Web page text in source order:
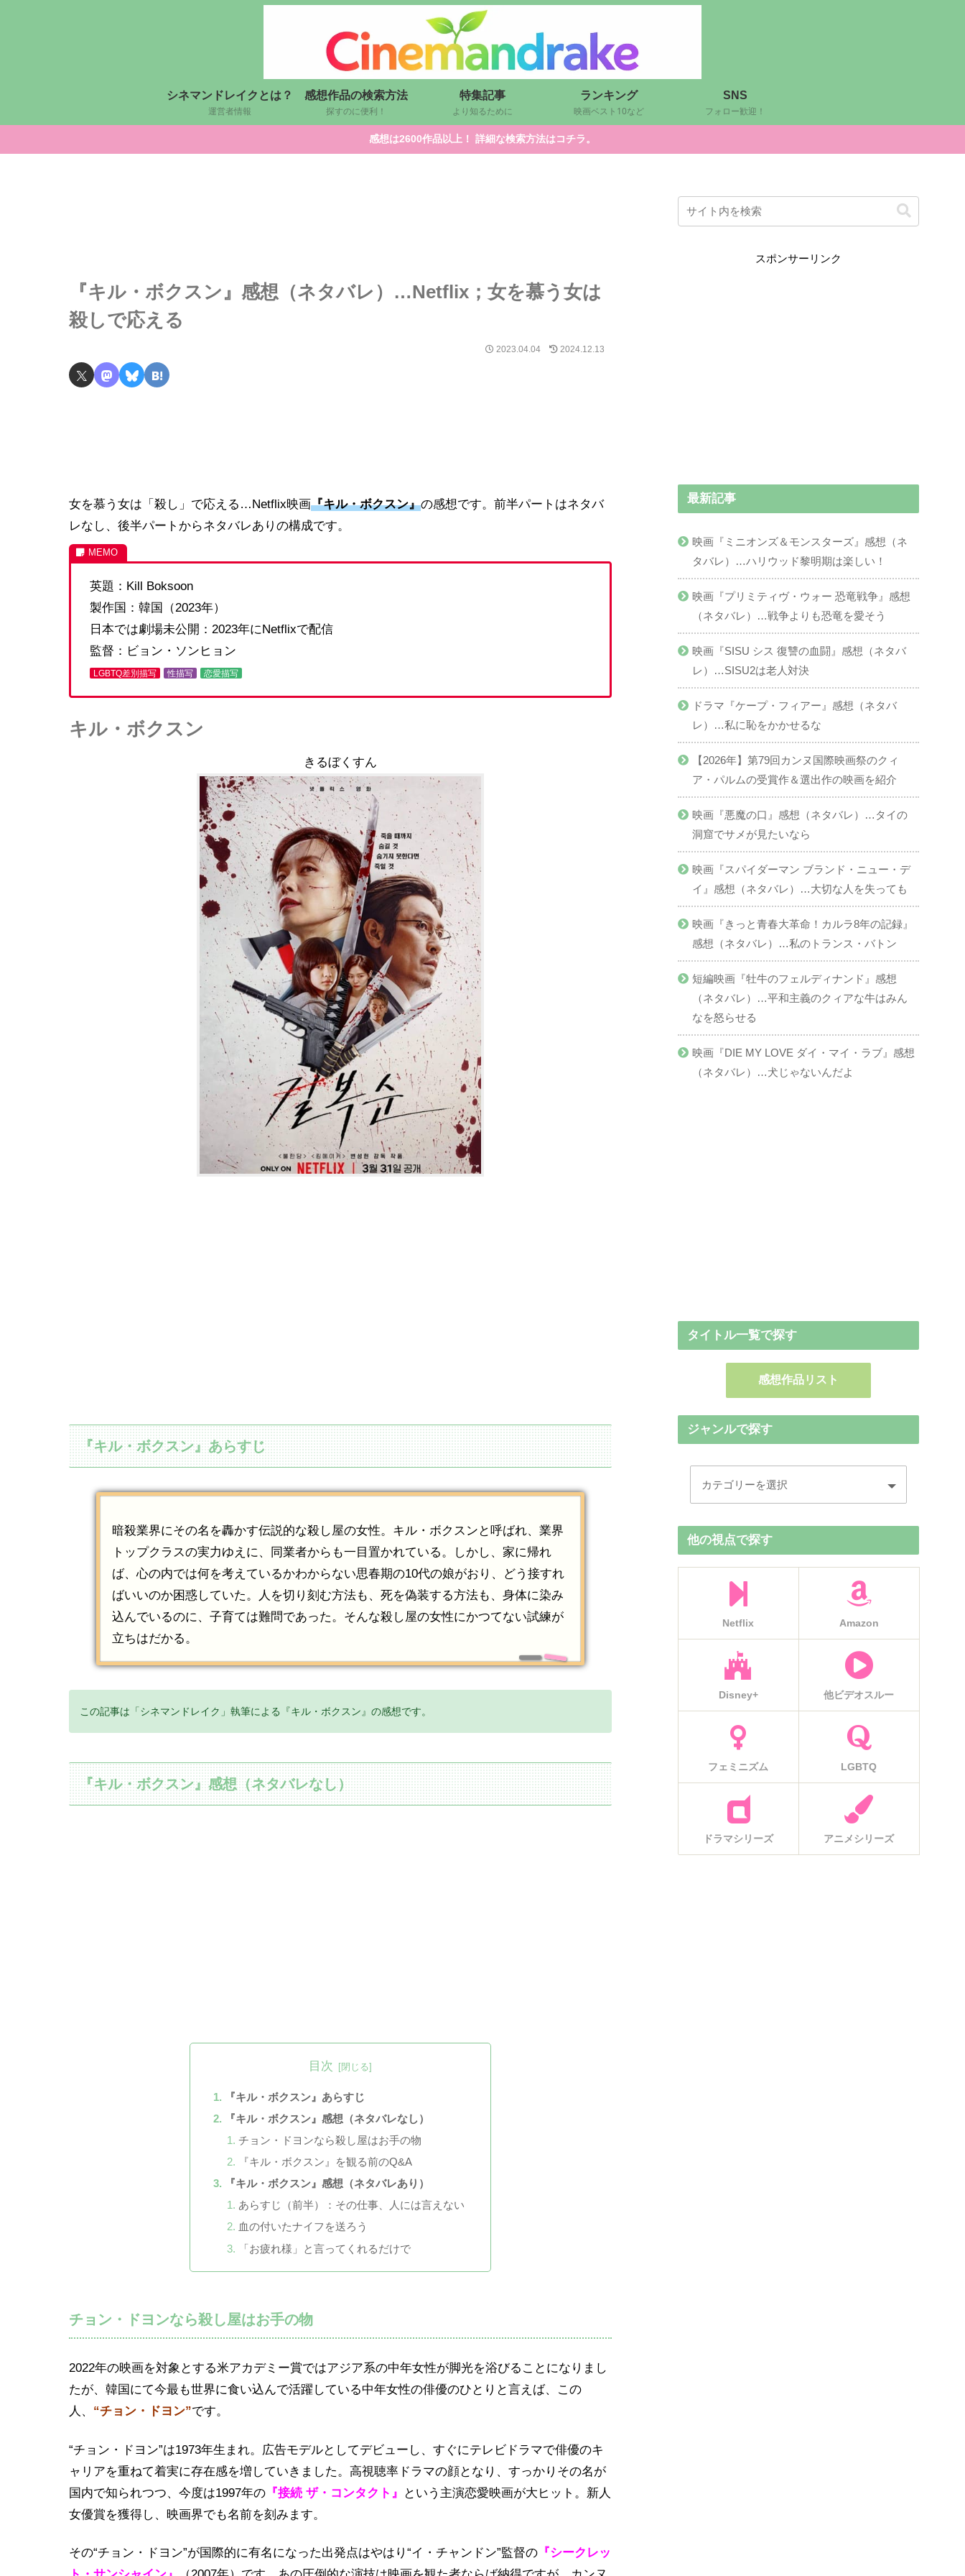
シネマンドレイクとは？
運営者情報
感想作品の検索方法
探すのに便利！
特集記事
より知るために
ランキング
映画ベスト10など
SNS
フォロー歓迎！
感想は2600作品以上！ 詳細な検索方法はコチラ。
『キル・ボクスン』感想（ネタバレ）…Netflix；女を慕う女は
殺しで応える
2023.04.04 2024.12.13
女を慕う女は「殺し」で応える…Netflix映画『キル・ボクスン』の感想です。前半パートはネタバ
レなし、後半パートからネタバレありの構成です。
英題：Kill Boksoon
製作国：韓国（2023年）
日本では劇場未公開：2023年にNetflixで配信
監督：ビョン・ソンヒョン
LGBTQ差別描写 性描写 恋愛描写
キル・ボクスン
きるぼくすん
『キル・ボクスン』あらすじ
暗殺業界にその名を轟かす伝説的な殺し屋の女性。キル・ボクスンと呼ばれ、業界
トップクラスの実力ゆえに、同業者からも一目置かれている。しかし、家に帰れ
ば、心の内では何を考えているかわからない思春期の10代の娘がおり、どう接すれ
ばいいのか困惑していた。人を切り刻む方法も、死を偽装する方法も、身体に染み
込んでいるのに、子育ては難問であった。そんな殺し屋の女性にかつてない試練が
立ちはだかる。
この記事は「シネマンドレイク」執筆による『キル・ボクスン』の感想です。
『キル・ボクスン』感想（ネタバレなし）
目次
『キル・ボクスン』あらすじ
『キル・ボクスン』感想（ネタバレなし）
チョン・ドヨンなら殺し屋はお手の物
『キル・ボクスン』を観る前のQ&A
『キル・ボクスン』感想（ネタバレあり）
あらすじ（前半）：その仕事、人には言えない
血の付いたナイフを送ろう
「お疲れ様」と言ってくれるだけで
チョン・ドヨンなら殺し屋はお手の物
2022年の映画を対象とする米アカデミー賞ではアジア系の中年女性が脚光を浴びることになりまし
たが、韓国にて今最も世界に食い込んで活躍している中年女性の俳優のひとりと言えば、この
人、 “チョン・ドヨン”です。
“チョン・ドヨン”は1973年生まれ。広告モデルとしてデビューし、すぐにテレビドラマで俳優のキ
ャリアを重ねて着実に存在感を増していきました。高視聴率ドラマの顔となり、すっかりその名が
国内で知られつつ、今度は1997年の 『接続 ザ・コンタクト』
という主演恋愛映画が大ヒット。新人
女優賞を獲得し、映画界でも名前を刻みます。
その“チョン・ドヨン”が国際的に有名になった出発点はやはり“イ・チャンドン”監督の 『シークレッ
スポンサーリンク
最新記事
映画『ミニオンズ＆モンスターズ』感想（ネ
タバレ）…ハリウッド黎明期は楽しい！
映画『プリミティヴ・ウォー 恐竜戦争』感想
（ネタバレ）…戦争よりも恐竜を愛そう
映画『SISU シス 復讐の血闘』感想（ネタバ
レ）…SISU2は老人対決
ドラマ『ケープ・フィアー』感想（ネタバ
レ）…私に恥をかかせるな
【2026年】第79回カンヌ国際映画祭のクィ
ア・パルムの受賞作＆選出作の映画を紹介
映画『悪魔の口』感想（ネタバレ）…タイの
洞窟でサメが見たいなら
映画『スパイダーマン ブランド・ニュー・デ
イ』感想（ネタバレ）…大切な人を失っても
映画『きっと青春大革命！カルラ8年の記録』
感想（ネタバレ）…私のトランス・バトン
短編映画『牡牛のフェルディナンド』感想
（ネタバレ）…平和主義のクィアな牛はみん
なを怒らせる
映画『DIE MY LOVE ダイ・マイ・ラブ』感想
（ネタバレ）…犬じゃないんだよ
タイトル一覧で探す
感想作品リスト
ジャンルで探す
他の視点で探す
Netflix Amazon
Disney+ 他ビデオスルー
フェミニズム LGBTQ
ドラマシリーズ アニメシリーズ